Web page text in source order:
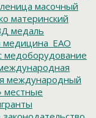
масочный
материнский
медаль
медицина_ЕАО
медоборудование
международный
местные